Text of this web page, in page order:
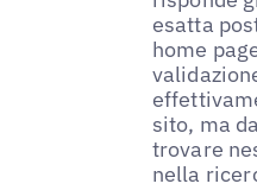
esatta
home
sito, ma
trovare
nella